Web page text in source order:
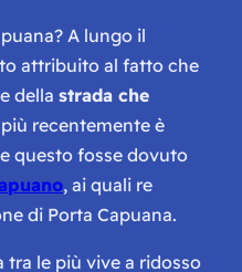
A lungo il
attribuito al fatto che
della strada che
recentemente è
questo fosse dovuto
, ai quali re
di Porta Capuana.
le più vive a ridosso